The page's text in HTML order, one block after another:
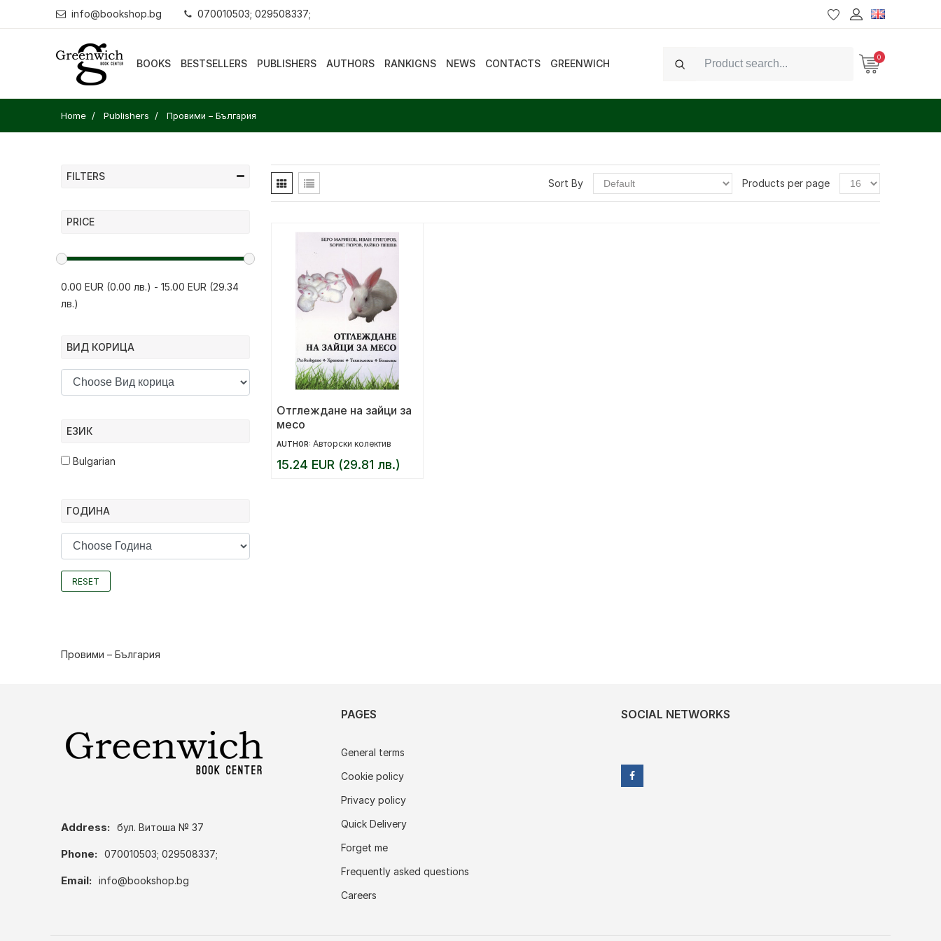
info@bookshop.bg 070010503; 029508337;
BOOKS BESTSELLERS PUBLISHERS AUTHORS RANKIGNS NEWS CONTACTS GREENWICH
Search
0
Home Publishers Провими – България
FILTERS
PRICE
0.00 EUR (0.00 лв.) - 15.00 EUR (29.34
лв.)
ВИД КОРИЦА
ЕЗИК
Bulgarian
ГОДИНА
RESET
Sort By Products per page
Отглеждане на зайци за
месо
AUTHOR: Авторски колектив
15.24 EUR (29.81 лв.)
Провими – България
Address: бул. Витоша № 37
Phone: 070010503; 029508337;
Email: info@bookshop.bg
PAGES
General terms
Cookie policy
Privacy policy
Quick Delivery
Forget me
Frequently asked questions
Careers
SOCIAL NETWORKS